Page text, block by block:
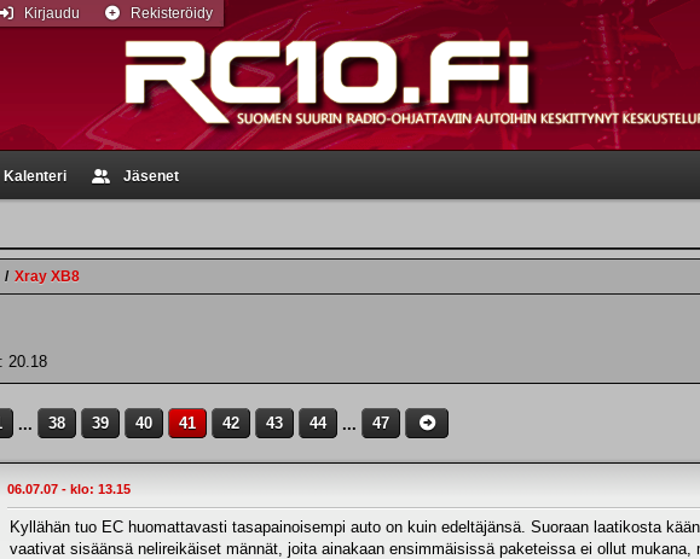
Kalenteri Jäsenet
Kirjaudu Rekisteröidy
/ Xray XB8
20.18
... 38 39 40 41 42 43 44 ... 47
06.07.07 - klo: 13.15
Kyllähän tuo EC huomattavasti tasapainoisempi auto on kuin edeltäjänsä. Suoraan laatikosta
vaativat sisäänsä nelireikäiset männät, joita ainakaan ensimmäisissä paketeissa ei ollut